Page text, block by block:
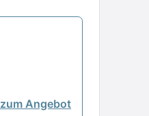
zum Angebot